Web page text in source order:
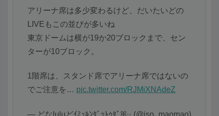
アリーナ席は多少変わるけど、だいたいどの
LIVEもこの並びが多いね
東京ドームは横が19か20ブロックまで、セン
ターが10ブロック。
1階席は、スタンド席でアリーナ席ではないの
でご注意を… pic.twitter.com/RJMiXNAdeZ
— どなluluどｲﾐｭﾙﾝﾀﾞｯﾄｩﾀﾞꕤ︎︎·͜· (@iso_maomao)